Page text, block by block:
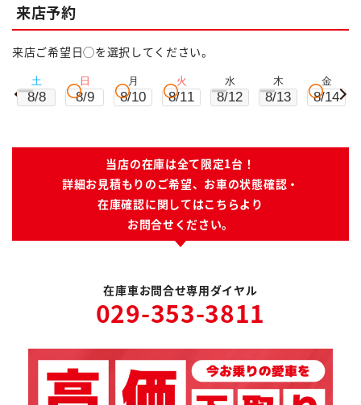
来店予約
来店ご希望日◯を選択してください。
土
8/8
日
8/9
月
8/10
火
8/11
水
8/12
木
8/13
金
8/14
当店の在庫は全て限定1台！
詳細お見積もりのご希望、お車の状態確認・
在庫確認に関してはこちらより
お問合せください。
在庫車お問合せ専用ダイヤル
029-353-3811